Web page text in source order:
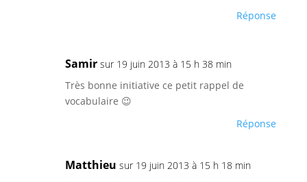
Réponse
Samir sur 19 juin 2013 à 15 h 38 min
Très bonne initiative ce petit rappel de
vocabulaire 😉
Réponse
Matthieu sur 19 juin 2013 à 15 h 18 min